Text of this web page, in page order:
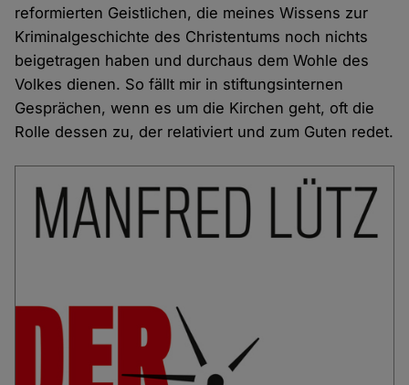
reformierten Geistlichen, die meines Wissens zur
Kriminalgeschichte des Christentums noch nichts
beigetragen haben und durchaus dem Wohle des
Volkes dienen. So fällt mir in stiftungsinternen
Gesprächen, wenn es um die Kirchen geht, oft die
Rolle dessen zu, der relativiert und zum Guten redet.